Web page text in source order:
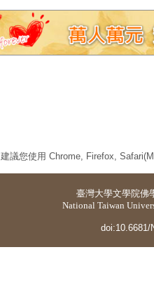
建議您使用 Chrome, Firefox,
臺灣大學文學院佛
National Taiwan
doi:10.6681/